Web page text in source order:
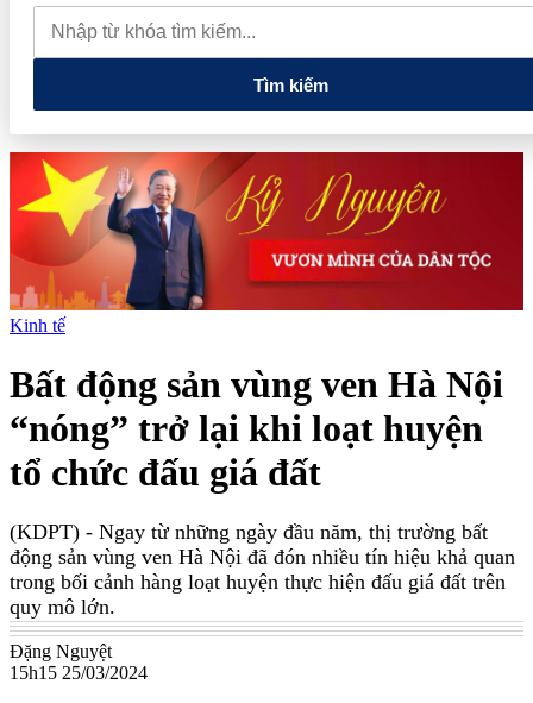
Giá cà phê hôm nay 8/8: Thị trường lao dốc mất mốc 100.000
đồng/kg
Tìm kiếm
Kinh tế
Bất động sản vùng ven Hà Nội
“nóng” trở lại khi loạt huyện
tổ chức đấu giá đất
(KDPT) - Ngay từ những ngày đầu năm, thị trường bất
động sản vùng ven Hà Nội đã đón nhiều tín hiệu khả quan
trong bối cảnh hàng loạt huyện thực hiện đấu giá đất trên
quy mô lớn.
Đặng Nguyệt
15h15 25/03/2024